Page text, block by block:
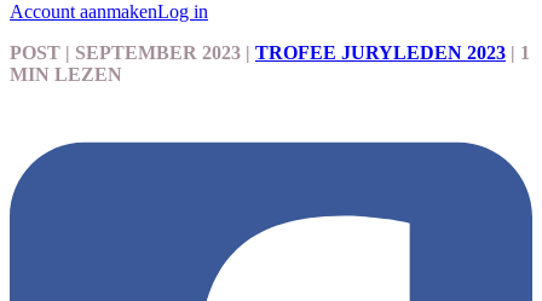
Account aanmakenLog in
POST | SEPTEMBER 2023 | TROFEE JURYLEDEN 2023 | 1
MIN LEZEN